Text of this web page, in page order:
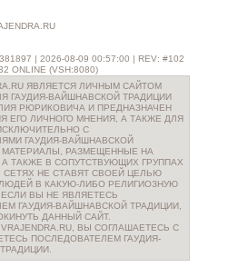
| 2026-08-09 00:57:00 | REV: #102
ONLINE (VSH:8080)
ЯВЛЯЕТСЯ ЛИЧНЫМ САЙТОМ
ГАУДИЯ-ВАЙШНАВСКОЙ ТРАДИЦИИ
РЮРИКОВИЧА И ПРЕДНАЗНАЧЕН
ЕГО ЛИЧНОГО МНЕНИЯ, А ТАКЖЕ ДЛЯ
С
ГАУДИЯ-ВАЙШНАВСКОЙ
МАТЕРИАЛЫ, РАЗМЕЩЕННЫЕ НА
А ТАКЖЕ В СОПУТСТВУЮЩИХ ГРУППАХ
НЕ СТАВЯТ СВОЕЙ ЦЕЛЬЮ
В КАКУЮ-ЛИБО РЕЛИГИОЗНУЮ
ВЫ НЕ ЯВЛЯЕТЕСЬ
ГАУДИЯ-ВАЙШНАВСКОЙ ТРАДИЦИИ,
ДАННЫЙ САЙТ.
ВЫ СОГЛАШАЕТЕСЬ С
ПОСЛЕДОВАТЕЛЕМ ГАУДИЯ-